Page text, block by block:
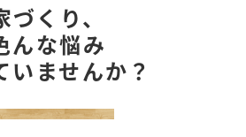
よくある質問
づくり、
んな悩み
いませんか？